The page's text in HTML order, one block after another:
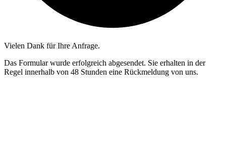
Vielen Dank für Ihre Anfrage.
Das Formular wurde erfolgreich abgesendet. Sie erhalten in der
Regel innerhalb von 48 Stunden eine Rückmeldung von uns.